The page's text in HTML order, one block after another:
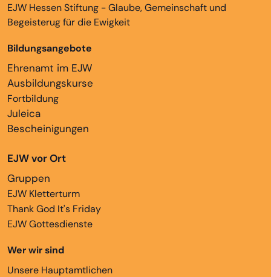
EJW Hessen Stiftung - Glaube, Gemeinschaft und
Begeisterug für die Ewigkeit
Bildungsangebote
Ehrenamt im EJW
Ausbildungskurse
Fortbildung
Juleica
Bescheinigungen
EJW vor Ort
Gruppen
EJW Kletterturm
Thank God It's Friday
EJW Gottesdienste
Wer wir sind
Unsere Hauptamtlichen